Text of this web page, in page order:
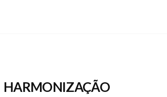
HARMONIZAÇÃO